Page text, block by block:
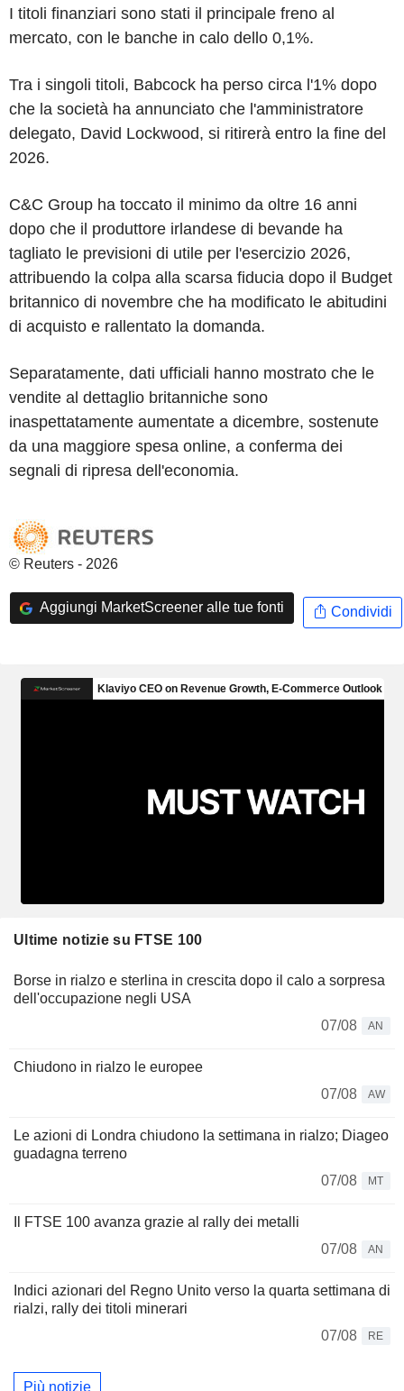
I titoli finanziari sono stati il principale freno al
mercato, con le banche in calo dello 0,1%.
Tra i singoli titoli, Babcock ha perso circa l'1% dopo
che la società ha annunciato che l'amministratore
delegato, David Lockwood, si ritirerà entro la fine del
2026.
C&C Group ha toccato il minimo da oltre 16 anni
dopo che il produttore irlandese di bevande ha
tagliato le previsioni di utile per l'esercizio 2026,
attribuendo la colpa alla scarsa fiducia dopo il Budget
britannico di novembre che ha modificato le abitudini
di acquisto e rallentato la domanda.
Separatamente, dati ufficiali hanno mostrato che le
vendite al dettaglio britanniche sono
inaspettatamente aumentate a dicembre, sostenute
da una maggiore spesa online, a conferma dei
segnali di ripresa dell'economia.
© Reuters - 2026
Aggiungi MarketScreener alle tue fonti Condividi
Ultime notizie su FTSE 100
Borse in rialzo e sterlina in crescita dopo il calo a sorpresa
dell'occupazione negli USA
07/08
AN
Chiudono in rialzo le europee
07/08
AW
Le azioni di Londra chiudono la settimana in rialzo; Diageo
guadagna terreno
07/08
MT
Il FTSE 100 avanza grazie al rally dei metalli
07/08
AN
Indici azionari del Regno Unito verso la quarta settimana di
rialzi, rally dei titoli minerari
07/08
RE
Più notizie